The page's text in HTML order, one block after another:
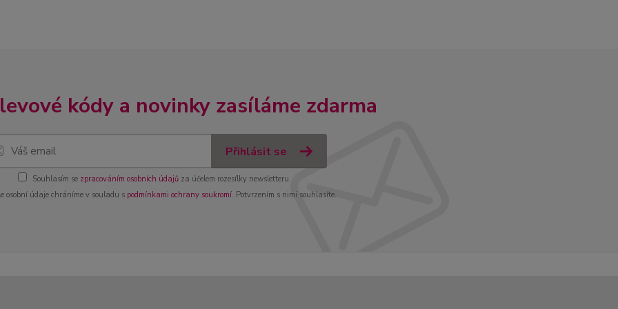
kódy a novinky zasíláme zdarma
Přihlásit se
Souhlasím se zpracováním osobních údajů za účelem rozesílky newsletteru.
osobní údaje chráníme v souladu s podmínkami ochrany soukromí. Potvrzením s nimi souhlasíte.